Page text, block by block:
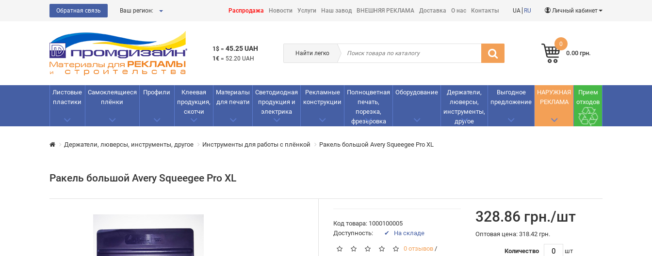
Обратная связь Ваш регион: Распродажа Новости Услуги Наш завод ВНЕШНЯЯ РЕКЛАМА Доставка О нас Контакты UA RU Личный кабинет
1$ = 45.25 UAH
1€ = 52.20 UAH
Найти легко
0
0.00 грн.
Листовые
пластики
Самоклеящиеся
плёнки
Профили
Клеевая
продукция,
скотчи
Материалы
для печати
Светодиодная
продукция и
электрика
Рекламные
конструкции
Полноцветная
печать,
порезка,
фрезеровка
Оборудование
Держатели,
люверсы,
инструменты,
другое
Выгодное
предложение
НАРУЖНАЯ
РЕКЛАМА
Прием
отходов
Держатели, люверсы, инструменты, другое Инструменты для работы с плёнкой Ракель большой Avery Squeegee Pro XL
Ракель большой Avery Squeegee Pro XL
Код товара: 1000100005
Доступность:
✔ На складе
0 отзывов /
328.86 грн./шт
Оптовая цена: 318.42 грн.
Количество шт